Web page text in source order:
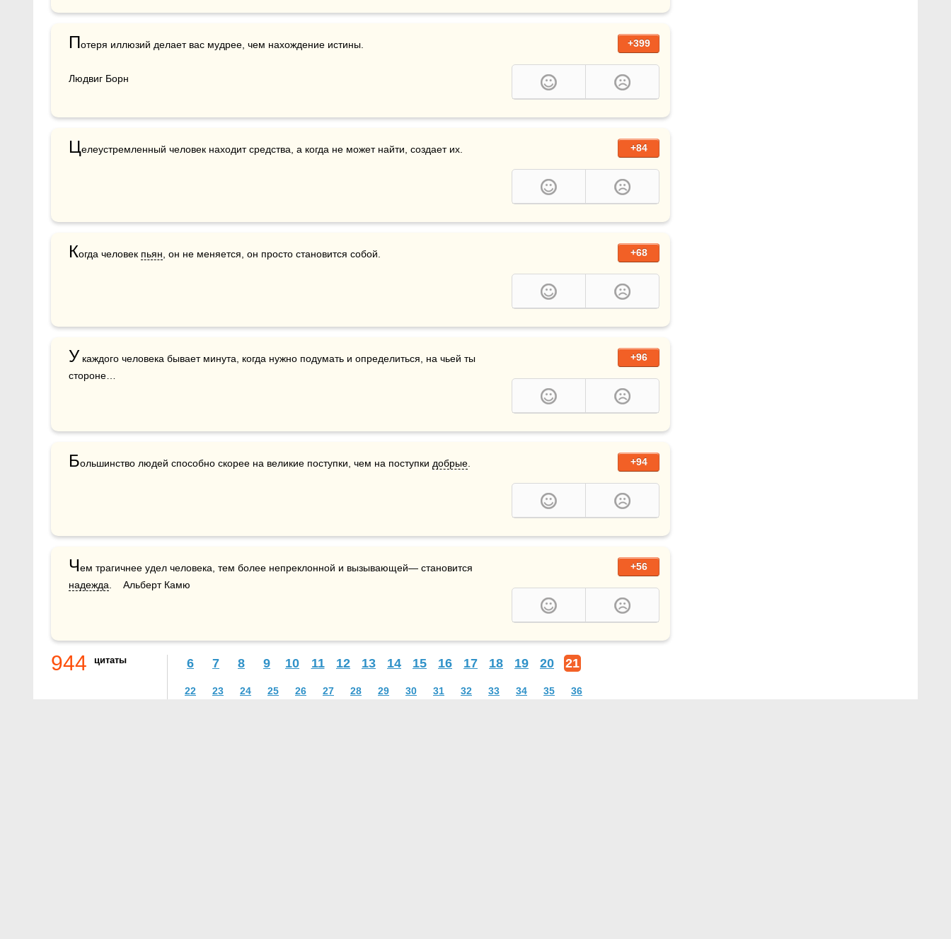
+399
Потеря иллюзий делает вас мудрее, чем нахождение истины.
Людвиг Борн
+84
Целеустремленный человек находит средства, а когда не может найти, создает их.
+68
Когда человек пьян , он не меняется, он просто становится собой.
+96
У каждого человека бывает минута, когда нужно подумать и определиться, на чьей ты
стороне…
+94
Большинство людей способно скорее на великие по­ступки, чем на поступки добрые
+56
Ч
надежда .    Альберт Камю
944 цитаты 6 7 8 9 10 11 12 13 14 15 16 17 18 19 20 21
22 23 24 25 26 27 28 29 30 31 32 33 34 35 36